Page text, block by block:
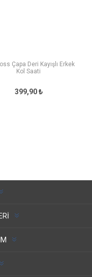
Çapa Deri Kayışlı Erkek
Kol Saati
399,90 ₺